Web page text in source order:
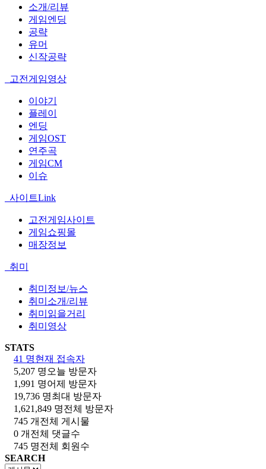
소개/리뷰
게임엔딩
공략
유머
신작공략
고전게임영상
이야기
플레이
엔딩
게임OST
연주곡
게임CM
이슈
사이트Link
고전게임사이트
게임쇼핑몰
매장정보
취미
취미정보/뉴스
취미소개/리뷰
취미읽을거리
취미영상
STATS
41 명현재 접속자
5,207 명 오늘 방문자
1,991 명어제 방문자
19,736 명최대 방문자
1,621,849 명전체 방문자
745 개 전체 게시물
0 개 전체 댓글수
745 명전체 회원수
SEARCH